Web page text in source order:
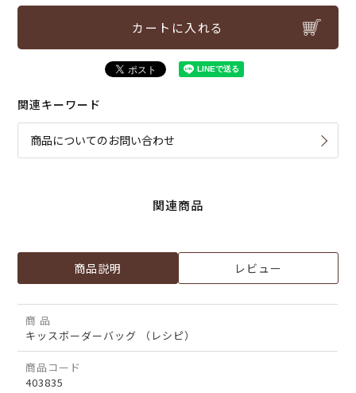
カートに入れる
関連キーワード
商品についてのお問い合わせ
関連商品
商品説明 レビュー
商 品
キッスボーダーバッグ （レシピ）
商品コード
403835